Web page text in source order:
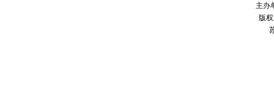
主办
版